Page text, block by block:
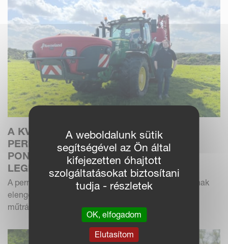
A KVERNELAND IXTER-IXTRA
PERMETEZŐKOMBINÁCIÓ
PONTOSSÁGOT BIZTOSÍT SKÓCIA
LEGKEMÉNYEBB SZÁNTÓFÖLDJEIN
A permetezés Jack Wilson vállalkozó szolgáltatásainak
elengedhetetlen részévé vált, a bálázás, a folyékony
műtrágyázás és a kőzúzás mellett. Jack a köze...
A weboldalunk sütik
segítségével az Ön által
kifejezetten óhajtott
szolgáltatásokat biztosítani
tudja - részletek
OK, elfogadom
Elutasítom